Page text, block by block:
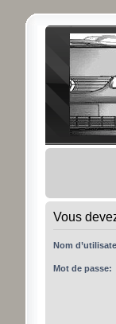
Vous
Nom
Mot de passe: